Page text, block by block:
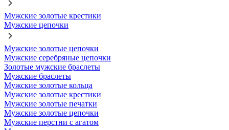
Мужские золотые крестики
Мужские цепочки
Мужские золотые цепочки
Мужские серебряные цепочки
Золотые мужские браслеты
Мужские браслеты
Мужские золотые кольца
Мужские золотые крестики
Мужские золотые печатки
Мужские золотые цепочки
Мужские перстни с агатом